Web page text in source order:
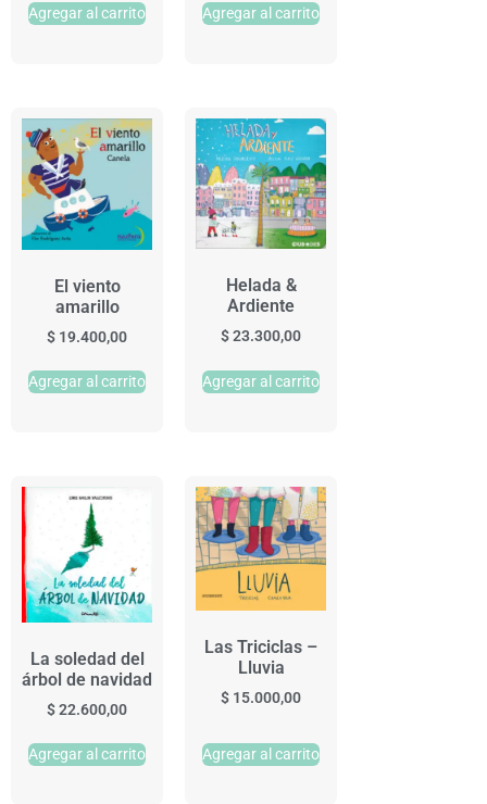
Agregar al carrito Agregar al carrito
El viento
amarillo
$ 19.400,00
Agregar al carrito
Helada &
Ardiente
$23.300,00
Agregar al carrito
La soledad del
árbol de navidad
$22.600,00
Agregar al carrito
Las Triciclas –
Lluvia
$ 15.000,00
Agregar al carrito